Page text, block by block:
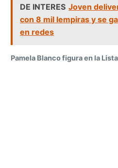
DE INTERES Joven
con 8 mil lempiras y se
en redes
Pamela Blanco figura en la